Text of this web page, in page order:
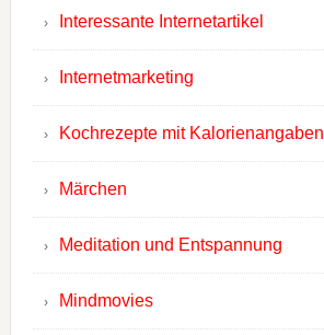
Interessante Internetartikel
Internetmarketing
Kochrezepte mit Kalorienangaben
Märchen
Meditation und Entspannung
Mindmovies